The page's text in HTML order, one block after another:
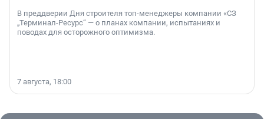
В преддверии Дня строителя топ-менеджеры компании «СЗ
„Терминал-Ресурс“ — о планах компании, испытаниях и
поводах для осторожного оптимизма.
7 августа, 18:00